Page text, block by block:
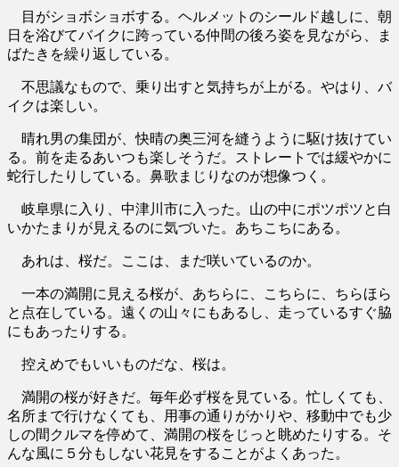
目がショボショボする。ヘルメットのシールド越しに、朝
日を浴びてバイクに跨っている仲間の後ろ姿を見ながら、ま
ばたきを繰り返している。
不思議なもので、乗り出すと気持ちが上がる。やはり、バ
イクは楽しい。
晴れ男の集団が、快晴の奥三河を縫うように駆け抜けてい
る。前を走るあいつも楽しそうだ。ストレートでは緩やかに
蛇行したりしている。鼻歌まじりなのが想像つく。
岐阜県に入り、中津川市に入った。山の中にポツポツと白
いかたまりが見えるのに気づいた。あちこちにある。
あれは、桜だ。ここは、まだ咲いているのか。
一本の満開に見える桜が、あちらに、こちらに、ちらほら
と点在している。遠くの山々にもあるし、走っているすぐ脇
にもあったりする。
控えめでもいいものだな、桜は。
満開の桜が好きだ。毎年必ず桜を見ている。忙しくても、
名所まで行けなくても、用事の通りがかりや、移動中でも少
しの間クルマを停めて、満開の桜をじっと眺めたりする。そ
んな風に５分もしない花見をすることがよくあった。